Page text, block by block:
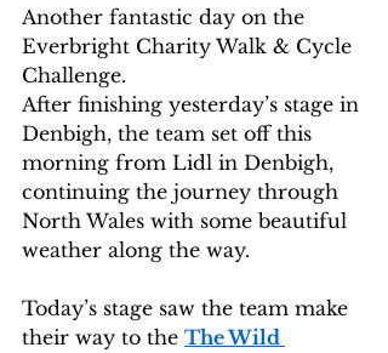
Another fantastic day on the
Everbright Charity Walk & Cycle
Challenge.
After finishing yesterday’s stage in
Denbigh, the team set off this
morning from Lidl in Denbigh,
continuing the journey through
North Wales with some beautiful
weather along the way.
Today’s stage saw the team make
their way to the The Wild